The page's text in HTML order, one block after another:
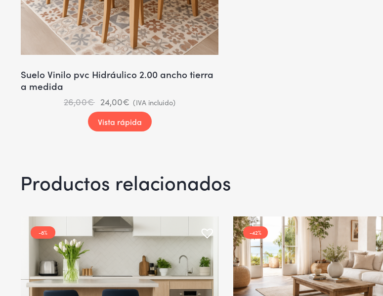
Suelo Vinilo pvc Hidráulico 2.00 ancho tierra
a medida
26,00€ 24,00€ (IVA incluido)
Vista rápida
Productos relacionados
-8% -42%